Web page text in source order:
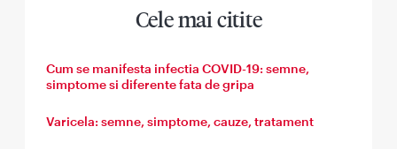
Cele mai citite
Cum se manifesta infectia COVID-19: semne,
simptome si diferente fata de gripa
Varicela: semne, simptome, cauze, tratament